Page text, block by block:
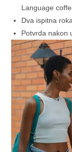
Language
Dva ispitna
Potvrda nakon